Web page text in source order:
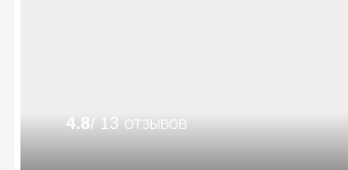
4.8/ 13 отзывов